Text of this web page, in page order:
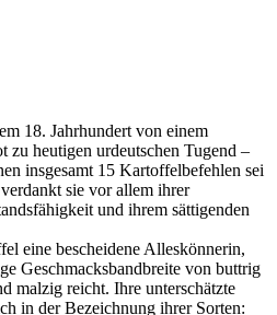
18. Jahrhundert von einem
zu heutigen urdeutschen Tugend –
insgesamt 15 Kartoffelbefehlen sei
sie vor allem ihrer
und ihrem sättigenden
eine bescheidene Alleskönnerin,
Geschmacksbandbreite von buttrig
malzig reicht. Ihre unterschätzte
in der Bezeichnung ihrer Sorten: